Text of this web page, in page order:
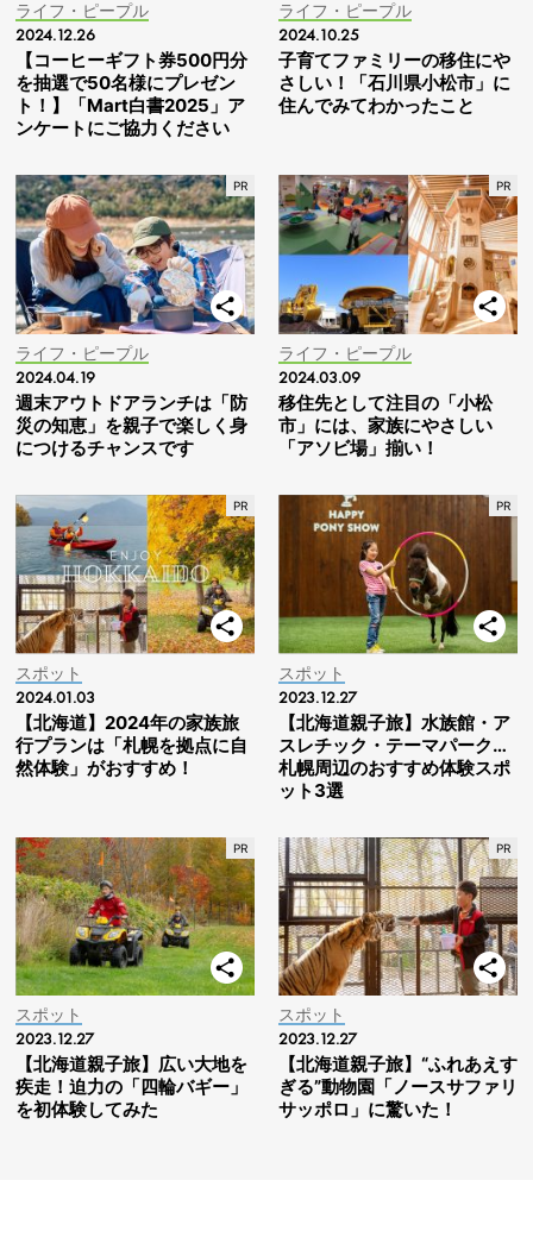
ライフ・ピープル
2024.12.26
【コーヒーギフト券500円分
を抽選で50名様にプレゼン
ト！】「Mart白書2025」ア
ンケートにご協力ください
ライフ・ピープル
2024.10.25
子育てファミリーの移住にや
さしい！「石川県小松市」に
住んでみてわかったこと
ライフ・ピープル
2024.04.19
週末アウトドアランチは「防
災の知恵」を親子で楽しく身
につけるチャンスです
ライフ・ピープル
2024.03.09
移住先として注目の「小松
市」には、家族にやさしい
「アソビ場」揃い！
スポット
2024.01.03
【北海道】2024年の家族旅
行プランは「札幌を拠点に自
然体験」がおすすめ！
スポット
2023.12.27
【北海道親子旅】水族館・ア
スレチック・テーマパーク…
札幌周辺のおすすめ体験スポ
ット3選
スポット
2023.12.27
【北海道親子旅】広い大地を
疾走！迫力の「四輪バギー」
を初体験してみた
スポット
2023.12.27
【北海道親子旅】“ふれあえす
ぎる”動物園「ノースサファリ
サッポロ」に驚いた！